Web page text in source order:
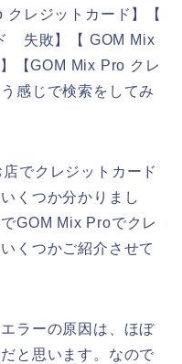
クレジットカード】【
失敗】【 GOM Mix
【GOM Mix Pro クレ
感じで検索をしてみ
でクレジットカード
くつか分かりまし
GOM Mix Proでクレ
くつかご紹介させて
ラーの原因は、ほぼ
と思います。なので